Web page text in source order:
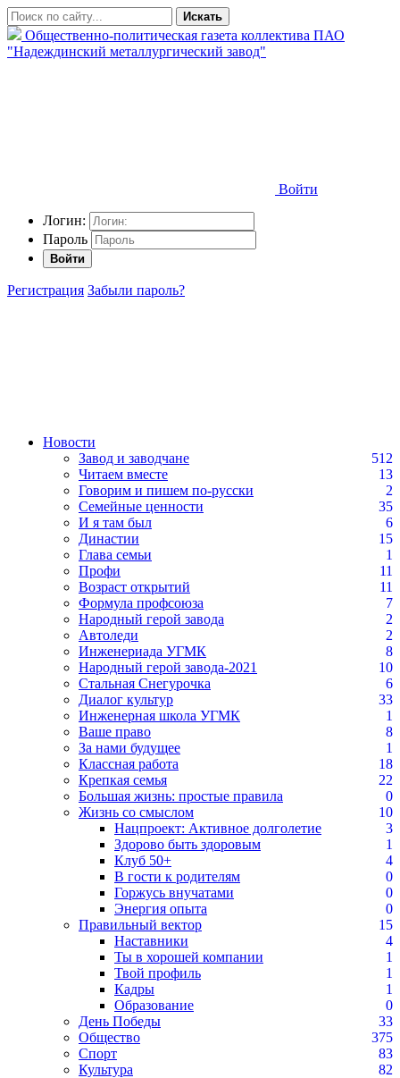
Искать
Общественно-политическая газета коллектива ПАО
"Надеждинский металлургический завод"
Войти
Логин:
Пароль
Войти
Регистрация Забыли пароль?
Новости
Завод и заводчане
512
Читаем вместе
13
Говорим и пишем по-русски
2
Семейные ценности
35
И я там был
6
Династии
15
Глава семьи
1
Профи
11
Возраст открытий
11
Формула профсоюза
7
Народный герой завода
2
Автоледи
2
Инженериада УГМК
8
Народный герой завода-2021
10
Стальная Снегурочка
6
Диалог культур
33
Инженерная школа УГМК
1
Ваше право
8
За нами будущее
1
Классная работа
18
Крепкая семья
22
Большая жизнь: простые правила
0
Жизнь со смыслом
10
Нацпроект: Активное долголетие
3
Здорово быть здоровым
1
Клуб 50+
4
В гости к родителям
0
Горжусь внучатами
0
Энергия опыта
0
Правильный вектор
15
Наставники
4
Ты в хорошей компании
1
Твой профиль
1
Кадры
1
Образование
0
День Победы
33
Общество
375
Спорт
83
Культура
82